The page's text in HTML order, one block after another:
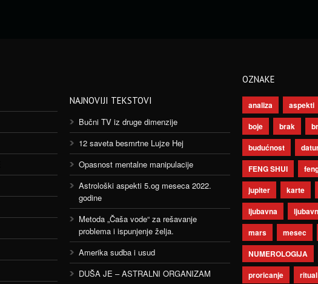
NAJNOVIJI TEKSTOVI
Bučni TV iz druge dimenzije
12 saveta besmrtne Lujze Hej
Opasnost mentalne manipulacije
Astrološki aspekti 5.og meseca 2022.
godine
Metoda „Čaša vode“ za rešavanje
problema i ispunjenje želja.
Amerika sudba i usud
DUŠA JE – ASTRALNI ORGANIZAM
OZNAKE
analiza aspekti
boje
brak
budućnost
FENG SHUI
jupiter
karte
ljubavna
mars
mesec
NUMEROLOGIJA
proricanje
ritual